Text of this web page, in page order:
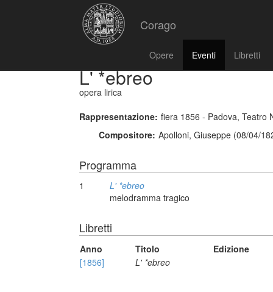
Corago
Opere Eventi Libretti
L' *ebreo
opera lirica
Rappresentazione: fiera 1856 - Padova, Teatro
Compositore: Apolloni, Giuseppe (08/04/
Programma
1
L' *ebreo
melodramma tragico
Libretti
Anno Titolo
Edizione
[1856]
L' *ebreo